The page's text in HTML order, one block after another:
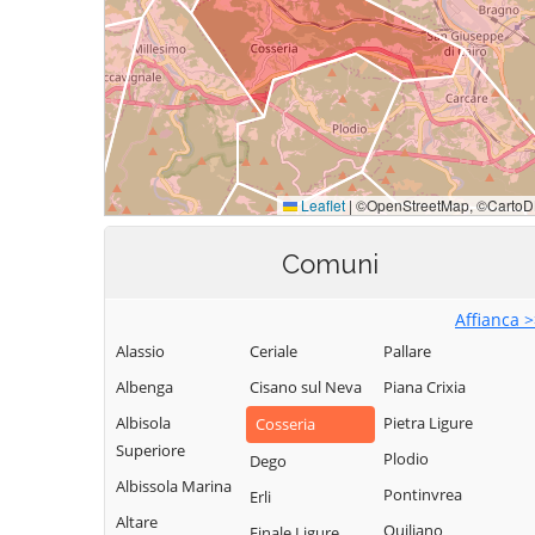
Comuni
Affianca
Alassio
Albenga
Albisola
Superiore
Albissola Marina
Altare
Ceriale
Cisano sul Neva
Cosseria
Dego
Erli
Pallare
Piana Crixia
Pietra Ligure
Plodio
Pontinvrea
Quiliano